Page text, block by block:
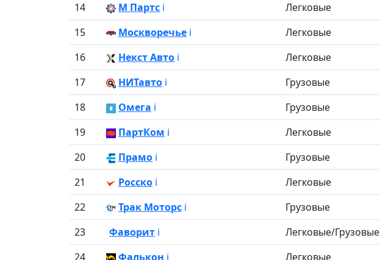
14 М Партс ℹ️ Легковые
15 Москворечье ℹ️ Легковые
16 Некст Авто ℹ️ Легковые
17 НИТавто ℹ️ Грузовые
18 Омега ℹ️ Грузовые
19 ПартКом ℹ️ Легковые
20 Прамо ℹ️ Грузовые
21 Росско ℹ️ Легковые
22 Трак Моторс ℹ️ Грузовые
23 Фаворит ℹ️ Легковые/Грузовые
24 Фалькон ℹ️ Легковые